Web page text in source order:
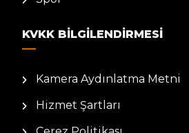
KVKK BILGILENDIRMESI
Kamera Aydınlatma Metni
Hizmet Şartları